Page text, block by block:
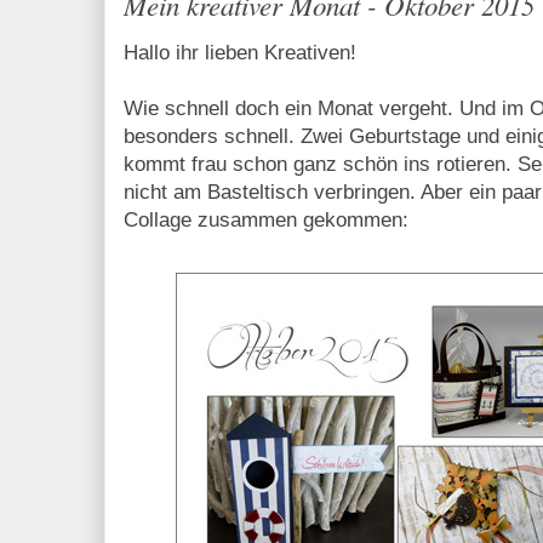
Hallo ihr lieben Kreativen!
Wie schnell doch ein Monat vergeht. Und im
besonders schnell. Zwei Geburtstage und
kommt frau schon ganz schön ins rotieren.
nicht am Basteltisch verbringen. Aber ein
Collage zusammen gekommen: